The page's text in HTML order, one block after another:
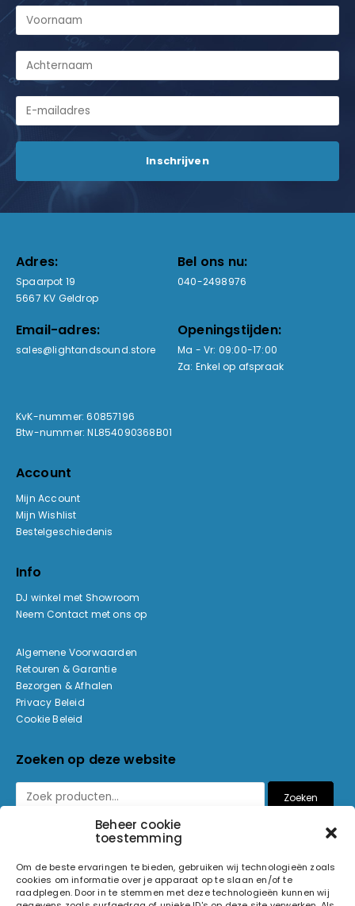
Beheer cookie
toestemming
Om de beste ervaringen te bieden, gebruiken wij technologieën zoals
cookies om informatie over je apparaat op te slaan en/of te
raadplegen. Door in te stemmen met deze technologieën kunnen wij
Adres:
Spaarpot 19
5667 KV Geldrop
Bel ons nu:
040-2498976
Email-adres:
sales@lightandsound.store
Openingstijden:
Ma - Vr: 09:00-17:00
Za: Enkel op afspraak
KvK-nummer: 60857196
Btw-nummer: NL854090368B01
Account
Mijn Account
Mijn Wishlist
Bestelgeschiedenis
Info
DJ winkel met Showroom
Neem Contact met ons op
Algemene Voorwaarden
Retouren & Garantie
Bezorgen & Afhalen
Privacy Beleid
Cookie Beleid
Zoeken op deze website
Zoeken